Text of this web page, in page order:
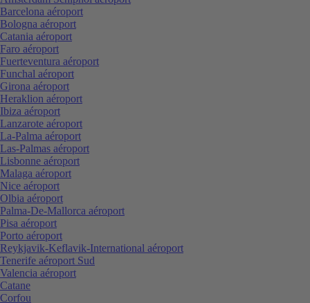
Barcelona aéroport
Bologna aéroport
Catania aéroport
Faro aéroport
Fuerteventura aéroport
Funchal aéroport
Girona aéroport
Heraklion aéroport
Ibiza aéroport
Lanzarote aéroport
La-Palma aéroport
Las-Palmas aéroport
Lisbonne aéroport
Malaga aéroport
Nice aéroport
Olbia aéroport
Palma-De-Mallorca aéroport
Pisa aéroport
Porto aéroport
Reykjavik-Keflavik-International aéroport
Tenerife aéroport Sud
Valencia aéroport
Catane
Corfou